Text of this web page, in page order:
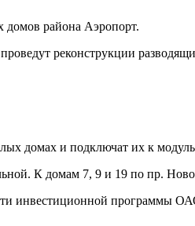
домов района Аэропорт.
реконструкции
домах и подключат их к
К домам 7, 9 и 19 по пр.
инвестиционной программы